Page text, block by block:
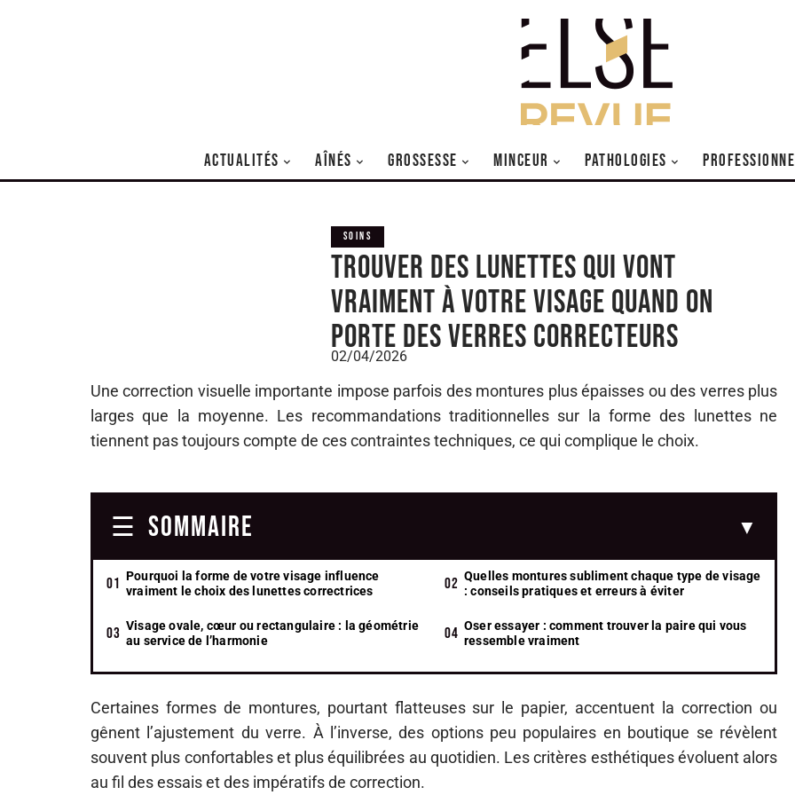
ACTUALITÉS AÎNÉS GROSSESSE MINCEUR PATHOLOGIES
SOINS
Trouver des lunettes qui vont
vraiment à votre visage quand on
porte des verres correcteurs
02/04/2026
Une correction visuelle importante impose parfois des montures plus épaisses ou des verres plus
larges que la moyenne. Les recommandations traditionnelles sur la forme des lunettes ne
tiennent pas toujours compte de ces contraintes techniques, ce qui complique le choix.
SOMMAIRE
Pourquoi la forme de votre visage influence
vraiment le choix des lunettes correctrices
Quelles montures subliment chaque type de visage
: conseils pratiques et erreurs à éviter
Visage ovale, cœur ou rectangulaire : la géométrie
au service de l’harmonie
Oser essayer : comment trouver la paire qui vous
ressemble vraiment
Certaines formes de montures, pourtant flatteuses sur le papier, accentuent la correction ou
gênent l’ajustement du verre. À l’inverse, des options peu populaires en boutique se révèlent
souvent plus confortables et plus équilibrées au quotidien. Les critères esthétiques évoluent alors
au fil des essais et des impératifs de correction.